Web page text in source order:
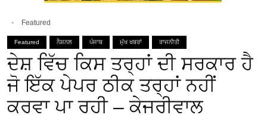
Featured
Featured ਨੈਸ਼ਨਲ ਪੰਜਾਬ ਮੁੱਖ ਖਬਰਾਂ ਰਾਜਨੀਤੀ
ਦੇਸ਼ ਵਿੱਚ ਕਿਸ ਤਰ੍ਹਾਂ ਦੀ ਸਰਕਾਰ ਹੈ
ਜੋ ਇੱਕ ਪੇਪਰ ਠੀਕ ਤਰ੍ਹਾਂ ਨਹੀਂ
ਕਰਵਾ ਪਾ ਰਹੀ – ਕੇਜਰੀਵਾਲ